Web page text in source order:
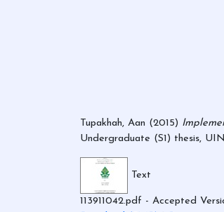
Tupakhah, Aan (2015)
Undergraduate (S1) thesis,
Text
113911042.pdf - Accepted